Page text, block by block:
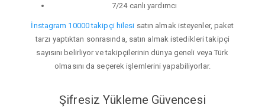
7/24 canlı yardımcı
İnstagram 10000 takipçi hilesi satın almak isteyenler, paket
tarzı yaptıktan sonrasında, satın almak istedikleri takipçi
sayısını belirliyor ve takipçilerinin dünya geneli veya Türk
olmasını da seçerek işlemlerini yapabiliyorlar.
Şifresiz Yükleme Güvencesi